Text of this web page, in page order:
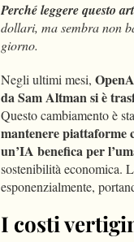
Perché leggere questo
dollari, ma sembra non
giorno.
Negli ultimi mesi,
da Sam Altman si è
Questo cambiamento è
mantenere piattaforme
un’IA benefica per
sostenibilità economica.
esponenzialmente,
I costi